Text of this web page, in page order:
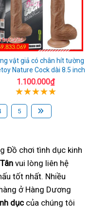
vật giả có chân hít tường
Nature Cock dài 8.5 inch
1.100.000₫
5
Đồ chơi tình dục kinh
vui lòng liên hệ
tốt nhất. Nhiều
ở Hàng Dương
dụccủa chúng tôi